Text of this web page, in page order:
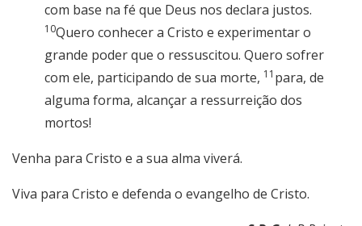
com base na fé que Deus nos declara justos.
10Quero conhecer a Cristo e experimentar o
grande poder que o ressuscitou. Quero sofrer
com ele, participando de sua morte, 11 para, de
alguma forma, alcançar a ressurreição dos
mortos!
Venha para Cristo e a sua alma viverá.
Viva para Cristo e defenda o evangelho de Cristo.